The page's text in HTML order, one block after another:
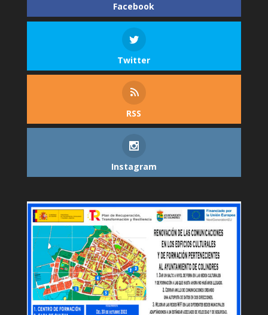
Facebook
Twitter
RSS
Instagram